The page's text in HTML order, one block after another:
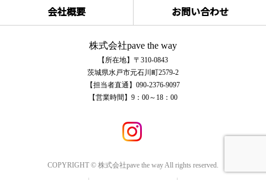
会社概要
お問い合わせ
株式会社pave the way
【所在地】〒310-0843
茨城県水戸市元石川町2579-2
【担当者直通】090-2376-9097
【営業時間】9：00～18：00
COPYRIGHT © 株式会社pave the way All rights reserved.